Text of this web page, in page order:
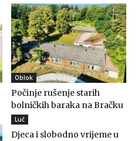
Oblok
Počinje rušenje starih
bolničkih baraka na Bračku
Luč
Djeca i slobodno vrijeme u